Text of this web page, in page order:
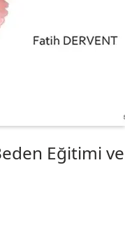
Eğitimi ve